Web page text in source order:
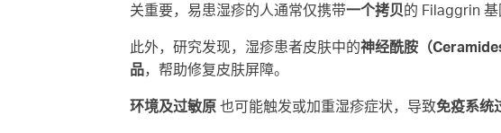
关重要，易患湿疹的人通常仅携带一个拷贝的 Filaggrin 基
此外，研究发现，湿疹患者皮肤中的神经酰胺（
品，帮助修复皮肤屏障。
环境及过敏原 也可能触发或加重湿疹症状，导致免疫系统